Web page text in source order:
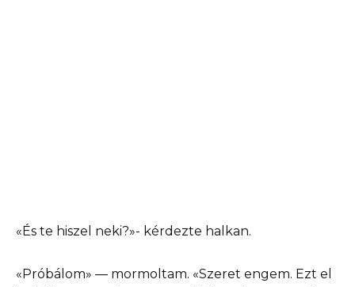
«És te hiszel neki?»- kérdezte halkan.
«Próbálom» — mormoltam. «Szeret engem. Ezt el